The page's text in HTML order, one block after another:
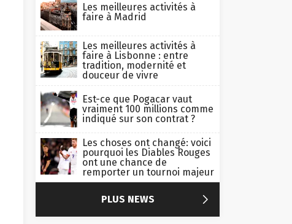
Les meilleures activités à
faire à Madrid
Les meilleures activités à
faire à Lisbonne : entre
tradition, modernité et
douceur de vivre
Est-ce que Pogacar vaut
vraiment 100 millions comme
indiqué sur son contrat ?
Les choses ont changé: voici
pourquoi les Diables Rouges
ont une chance de
remporter un tournoi majeur
PLUS NEWS 